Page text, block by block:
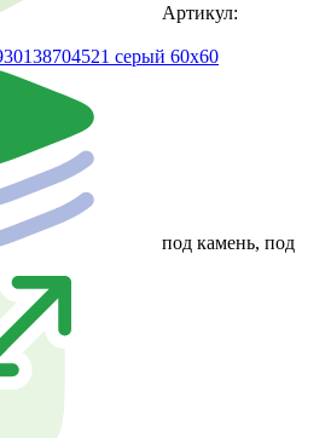
Артикул:
серый 60x60
под камень, под